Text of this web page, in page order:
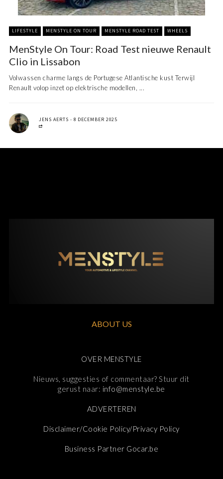
LIFESTYLE MENSTYLE ON TOUR MENSTYLE ROAD TEST WHEELS
MenStyle On Tour: Road Test nieuwe Renault
Clio in Lissabon
Volwassen charme langs de Portugese Atlantische kust Terwijl
Renault volop inzet op elektrische modellen, ...
JENS AERTS 8 DECEMBER 2025
ABOUT US
OVER MENSTYLE
Nieuws, suggesties of commentaar? Stuur dit
gerust naar: info@menstyle.be
ADVERTEREN
Disclaimer/Cookie Policy/Privacy Policy
Business Partner Gocar.be